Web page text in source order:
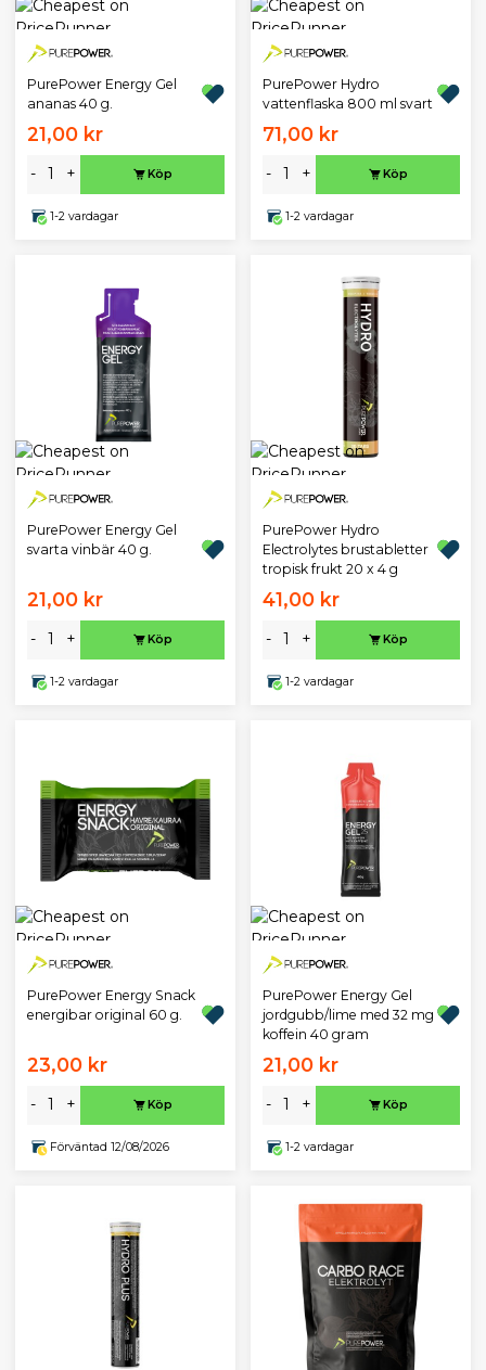
PurePower Energy Gel
ananas 40 g.
21,00 kr
- + Köp
1-2 vardagar
PurePower Hydro
vattenflaska 800 ml svart
71,00 kr
- + Köp
1-2 vardagar
PurePower Energy Gel
svarta vinbär 40 g.
21,00 kr
- + Köp
1-2 vardagar
PurePower Hydro
Electrolytes brustabletter
tropisk frukt 20 x 4 g
41,00 kr
- + Köp
1-2 vardagar
PurePower Energy Snack
energibar original 60 g.
23,00 kr
- + Köp
Förväntad 12/08/2026
PurePower Energy Gel
jordgubb/lime med 32 mg
koffein 40 gram
21,00 kr
- + Köp
1-2 vardagar